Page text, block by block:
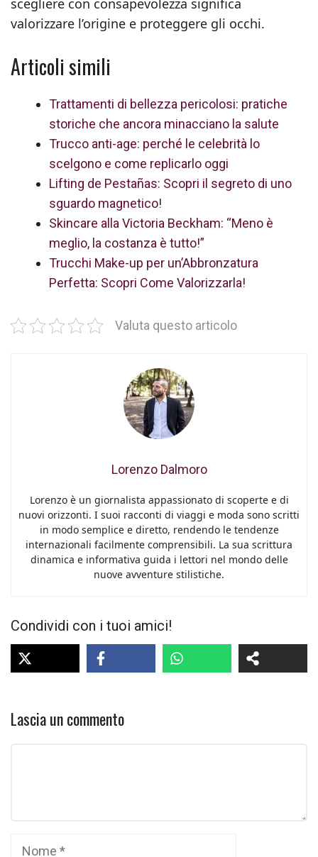
scegliere con consapevolezza significa
valorizzare l’origine e proteggere gli occhi.
Articoli simili
Trattamenti di bellezza pericolosi: pratiche
storiche che ancora minacciano la salute
Trucco anti-age: perché le celebrità lo
scelgono e come replicarlo oggi
Lifting de Pestañas: Scopri il segreto di uno
sguardo magnetico!
Skincare alla Victoria Beckham: “Meno è
meglio, la costanza è tutto!”
Trucchi Make-up per un’Abbronzatura
Perfetta: Scopri Come Valorizzarla!
Valuta questo articolo
Lorenzo Dalmoro
Lorenzo è un giornalista appassionato di scoperte e di
nuovi orizzonti. I suoi racconti di viaggi e moda sono scritti
in modo semplice e diretto, rendendo le tendenze
internazionali facilmente comprensibili. La sua scrittura
dinamica e informativa guida i lettori nel mondo delle
nuove avventure stilistiche.
Condividi con i tuoi amici!
Lascia un commento